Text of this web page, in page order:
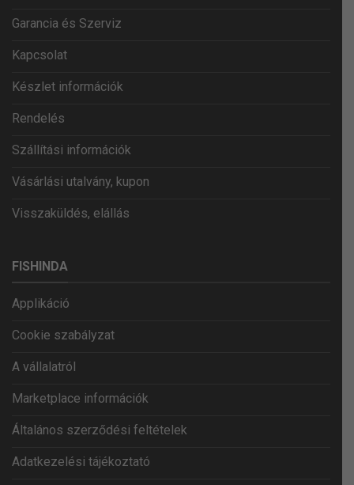
Garancia és Szerviz
Kapcsolat
Készlet információk
Rendelés
Szállítási információk
Vásárlási utalvány, kupon
Visszaküldés, elállás
FISHINDA
Applikáció
Cookie szabályzat
A vállalatról
Marketplace információk
Általános szerződési feltételek
Adatkezelési tájékoztató